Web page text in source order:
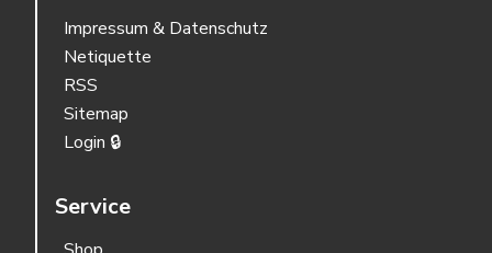
Impressum & Datenschutz
Netiquette
RSS
Sitemap
Login 🔒
Service